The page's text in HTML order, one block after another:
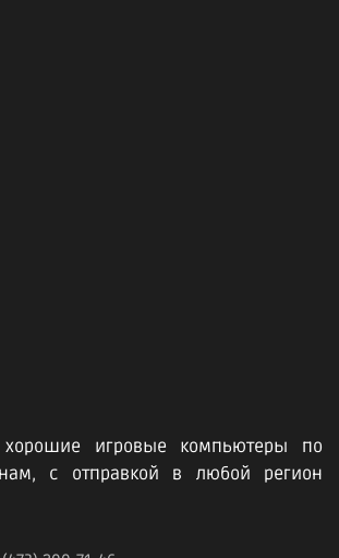
игровые компьютеры по
с отправкой в любой регион